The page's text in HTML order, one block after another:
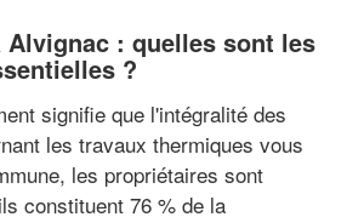
Alvignac : quelles sont les
?
signifie que l'intégralité des
les travaux thermiques vous
les propriétaires sont
constituent 76 % de la